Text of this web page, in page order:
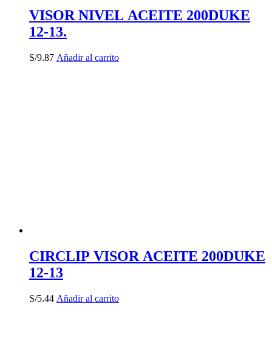
VISOR NIVEL ACEITE 200DUKE
12-13.
S/9.87 Añadir al carrito
CIRCLIP VISOR ACEITE 200DUKE
12-13
S/5.44 Añadir al carrito